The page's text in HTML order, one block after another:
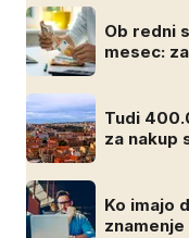
Ob redni
mesec:
Tudi
za nakup
Ko imajo